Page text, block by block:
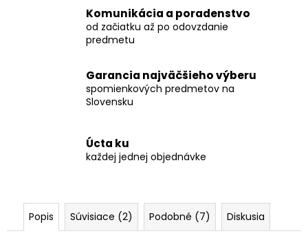
Komunikácia a poradenstvo
od začiatku až po odovzdanie
predmetu
Garancia najväčšieho výberu
spomienkových predmetov na
Slovensku
Úcta ku
každej jednej objednávke
Popis Súvisiace (2) Podobné (7) Diskusia